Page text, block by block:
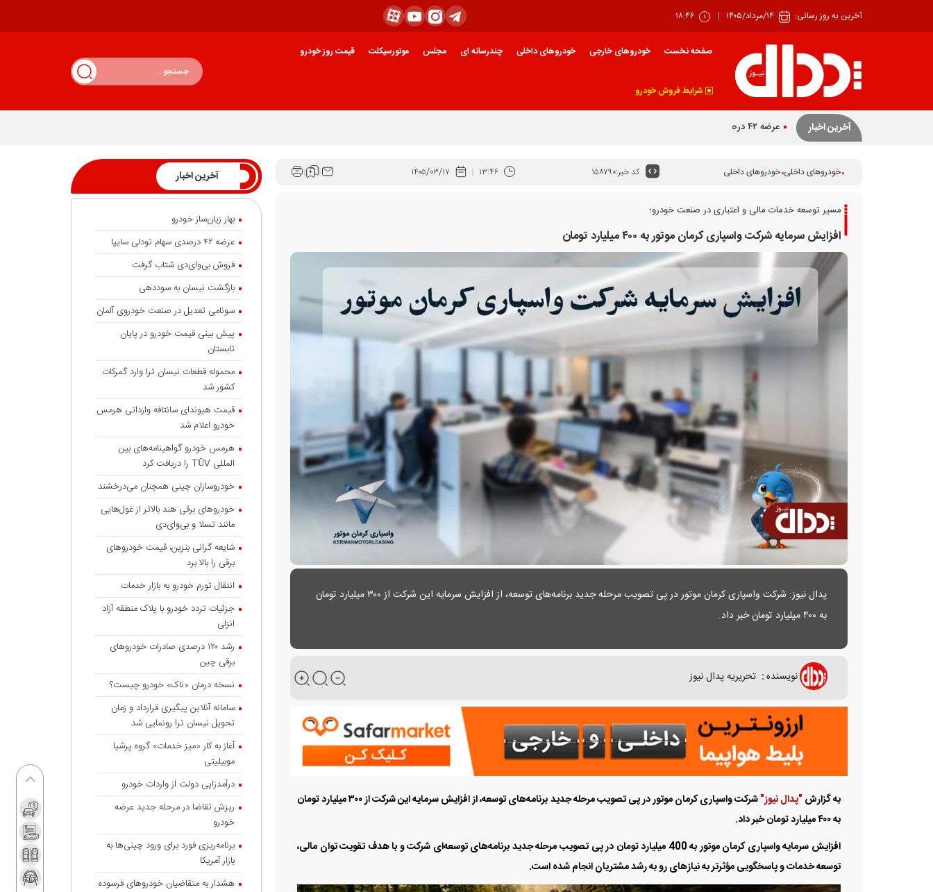
آخرین به روز رسانی: ۱۴/مرداد/۱۴۰۵ ۱۸:۴۶
صفحه نخست خودروهای خارجی خودروهای داخلی چندرسانه ای مجلس موتورسیکلت قیمت روز خودرو
شرایط فروش خودرو
آخرین اخبار عرضه ۴۲ درصدی سهام تودلی سایپا
خودروهای داخلی خودروهای داخلی کد خبر:۱۵۸۷۹۰ ۱۳:۴۶ ۱۴۰۵/۰۳/۱۷
مسیر توسعه خدمات مالی و اعتباری در صنعت خودرو؛
افزایش سرمایه شرکت واسپاری کرمان موتور به ۴۰۰ میلیارد تومان
پدال نیوز: شرکت واسپاری کرمان موتور در پی تصویب مرحله جدید برنامه‌های توسعه، از افزایش سرمایه این شرکت از ۳۰۰ میلیارد تومان
به ۴۰۰ میلیارد تومان خبر داد.
نویسنده: تحریریه پدال نیوز
به گزارش"پدال نیوز"
شرکت واسپاری کرمان موتور در پی تصویب مرحله جدید برنامه‌های توسعه، از افزایش سرمایه این شرکت از ۳۰۰ میلیارد تومان
به ۴۰۰ میلیارد تومان خبر داد.
افزایش سرمایه واسپاری کرمان موتور به 400 میلیارد تومان در پی تصویب مرحله جدید برنامه‌های توسعه‌ای شرکت و با هدف تقویت توان مالی،
توسعه خدمات و پاسخگویی مؤثرتر به نیاز‌های رو به رشد مشتریان انجام شده است.
آخرین اخبار
بهار زیان‌ساز خودرو
عرضه ۴۲ درصدی سهام تودلی سایپا
فروش بی‌وای‌دی شتاب گرفت
بازگشت نیسان به سوددهی
سونامی تعدیل در صنعت خودروی آلمان
پیش بینی قیمت خودرو در پایان
تابستان
محموله قطعات نیسان ترا وارد گمرکات
کشور شد
قیمت هیوندای سانتافه وارداتی هرمس
خودرو اعلام شد
هرمس خودرو گواهینامه‌های بین
المللی TÜV را دریافت کرد
خودروسازان چینی همچنان می‌درخشند
خودروهای برقی هند بالاتر از غول‌هایی
مانند تسلا و بی‌وای‌دی
شایعه گرانی بنزین، قیمت خودروهای
برقی را بالا برد
انتقال تورم خودرو به بازار خدمات
جزئیات تردد خودرو با پلاک منطقه آزاد
انزلی
رشد ۱۲۰ درصدی صادرات خودروهای
برقی چین
نسخه درمان «ناک» خودرو چیست؟
سامانه آنلاین پیگیری قرارداد‌ و زمان
تحویل نیسان ترا رونمایی شد
آغاز به کار «میز خدمات» گروه پرشیا
موبیلیتی
درآمدزایی دولت از واردات خودرو
ریزش تقاضا در مرحله جدید عرضه
خودرو
برنامه‌ریزی فورد برای ورود چینی‌ها به
بازار آمریکا
هشدار به متقاضیان خودروهای فرسوده